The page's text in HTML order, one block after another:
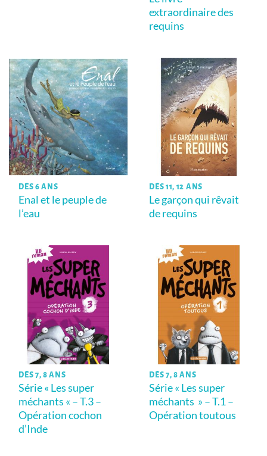
extraordinaire des
requins
DÈS 6 ANS
Enal et le peuple de
l’eau
DÈS 11, 12 ANS
Le garçon qui rêvait
de requins
DÈS 7, 8 ANS
Série « Les super
méchants « – T.3 –
Opération cochon
d’Inde
DÈS 7, 8 ANS
Série « Les super
méchants » – T.1 –
Opération toutous